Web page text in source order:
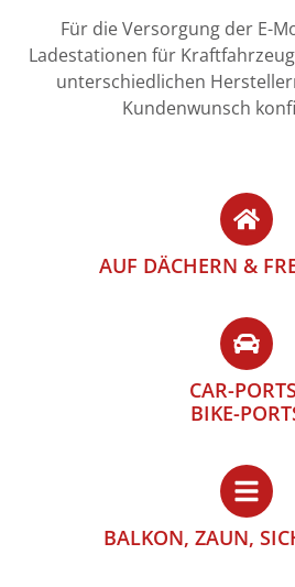
Für die Versorgung der E-
Ladestationen für
unterschiedlichen
Kundenwunsch
AUF DÄCHERN &
CAR-
BIKE-
BALKON, ZAUN,